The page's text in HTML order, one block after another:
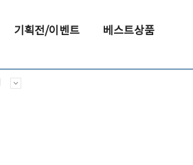
기획전/이벤트 베스트상품